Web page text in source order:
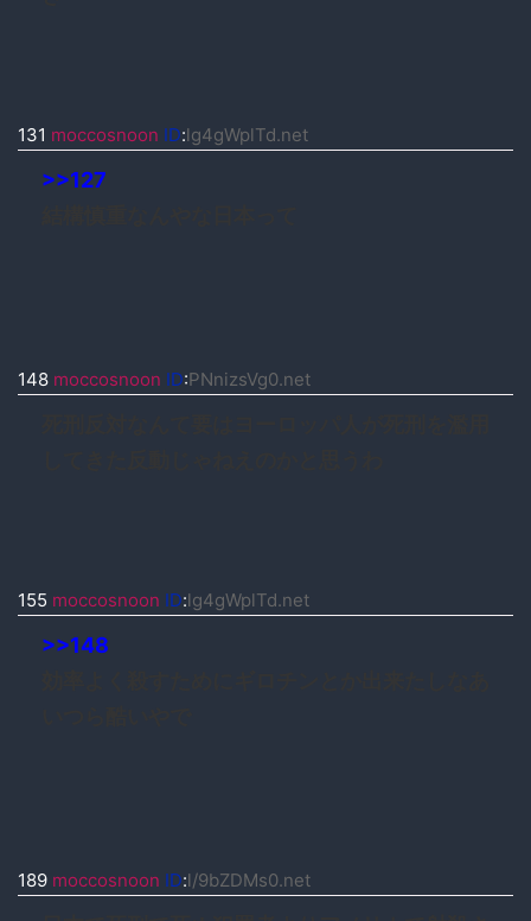
131 moccosnoon ID:lg4gWplTd.net
>>127
148 moccosnoon ID:PNnizsVg0.net
155 moccosnoon ID:lg4gWplTd.net
>>148
189 moccosnoon ID:l/9bZDMs0.net